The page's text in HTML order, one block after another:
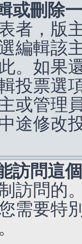
或刪除
者，版
編輯該
。如果
投票選
或管理
途修改
訪問這
訪問的
需要特